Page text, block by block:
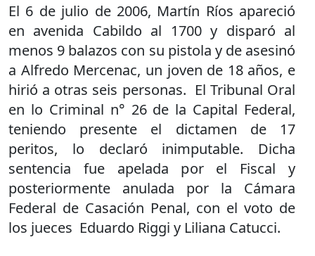
El 6 de julio de 2006, Martín Ríos apareció
en avenida Cabildo al 1700 y disparó al
menos 9 balazos con su pistola y de asesinó
a Alfredo Mercenac, un joven de 18 años, e
hirió a otras seis personas. El Tribunal Oral
en lo Criminal n° 26 de la Capital Federal,
teniendo presente el dictamen de 17
peritos, lo declaró inimputable. Dicha
sentencia fue apelada por el Fiscal y
posteriormente anulada por la Cámara
Federal de Casación Penal, con el voto de
los jueces Eduardo Riggi y Liliana Catucci.